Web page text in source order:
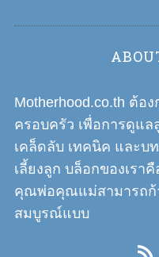
a
t
i
o
n
Motherhood.co.th ต้อ
ครอบครัว เพื่อการดูแล
เคล็ดลับ เทคนิค และบ
เลี้ยงลูก บล็อกของเรา
คุณพ่อคุณแม่สามารถก้
สมบูรณ์แบบ